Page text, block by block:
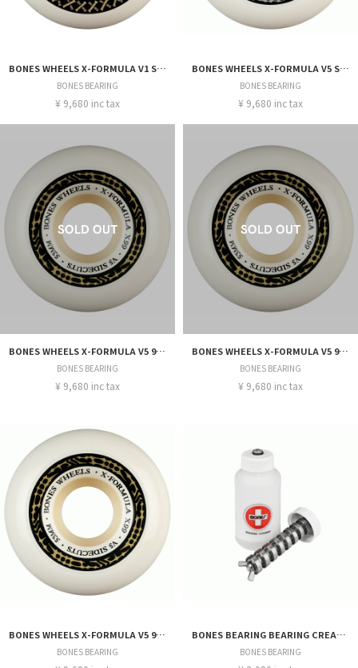
BONES WHEELS X-FORMULA V1 STANDARDS 99A 52MM
BONES BEARING
¥ 9,680 inc tax
BONES WHEELS X-FORMULA V5 SIDE-CUT 97A
BONES BEARING
¥ 9,680 inc tax
BONES WHEELS X-FORMULA V5 99A 54MM
BONES BEARING
¥ 9,680 inc tax
BONES WHEELS X-FORMULA V5 99A 53MM
BONES BEARING
¥ 9,680 inc tax
BONES WHEELS X-FORMULA V5 99A 52MM
BONES BEARING
BONES BEARING BEARING CREANER
BONES BEARING